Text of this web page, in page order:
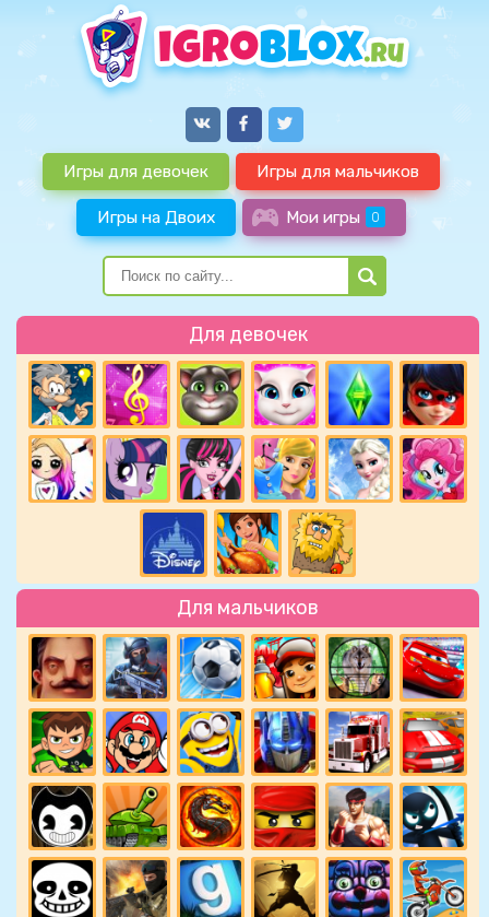
Игры для девочек Игры для мальчиков
Игры на Двоих Мои игры 0
Для девочек
Для мальчиков